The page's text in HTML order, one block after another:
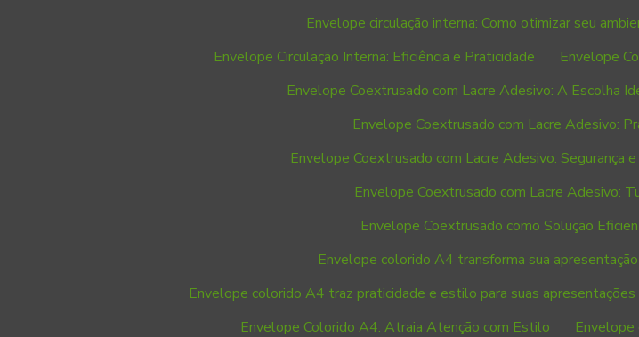
Envelope circulação interna: Como otimizar seu
Envelope Circulação Interna: Eficiência e Praticidade
Envelope
Envelope Coextrusado com Lacre Adesivo: A Escolha
Envelope Coextrusado com Lacre Adesivo:
Envelope Coextrusado com Lacre Adesivo: Segurança
Envelope Coextrusado com Lacre Adesivo:
Envelope Coextrusado como Solução
Envelope colorido A4 transforma sua
Envelope colorido A4 traz praticidade e estilo para suas apresentações
Envelope Colorido A4: Atraia Atenção com Estilo
Envelope